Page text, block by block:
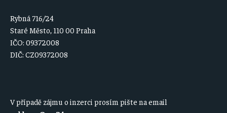
Rybná 716/24
Staré Město, 110 00 Praha
IČO: 09372008
DIČ: CZ09372008
V případě zájmu o inzerci prosím pište na email